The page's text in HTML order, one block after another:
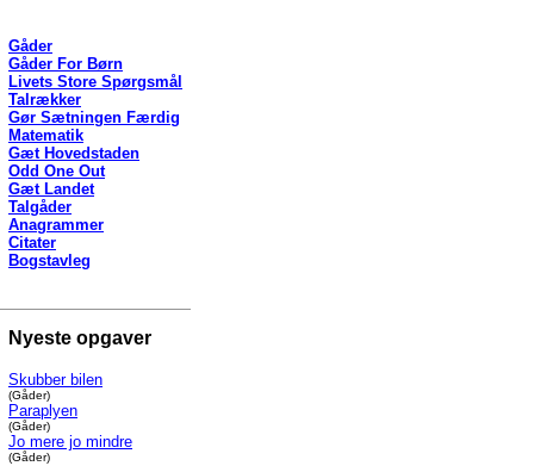
Gåder
Gåder For Børn
Livets Store Spørgsmål
Talrækker
Gør Sætningen Færdig
Matematik
Gæt Hovedstaden
Odd One Out
Gæt Landet
Talgåder
Anagrammer
Citater
Bogstavleg
Nyeste opgaver
Skubber bilen
(Gåder)
Paraplyen
(Gåder)
Jo mere jo mindre
(Gåder)